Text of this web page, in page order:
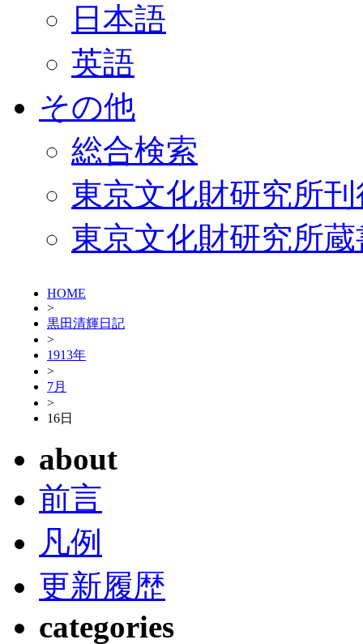
日本語
英語
その他
総合検索
東京文化財研究所
東京文化財研究所
HOME
>
黒田清輝日記
>
1913年
>
7月
>
16日
about
前言
凡例
更新履歴
categories